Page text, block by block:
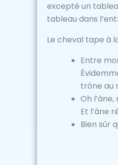
excepté un
tableau dans
Le cheval tape à
Entre
trône au
Oh
Et l’âne
Bien sûr